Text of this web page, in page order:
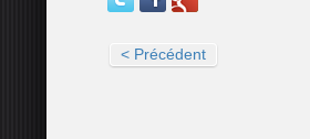
< Précédent